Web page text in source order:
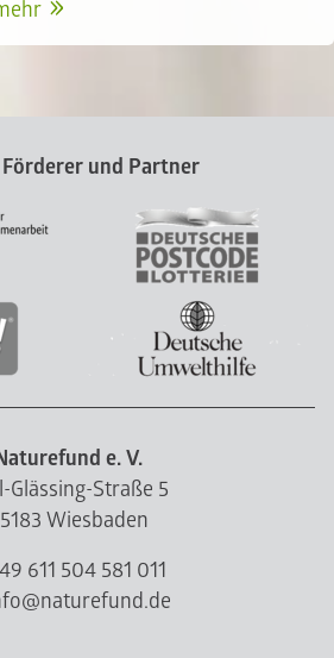
und Partner
e. V.
Glässing-Straße 5
Wiesbaden
611 504 581 011